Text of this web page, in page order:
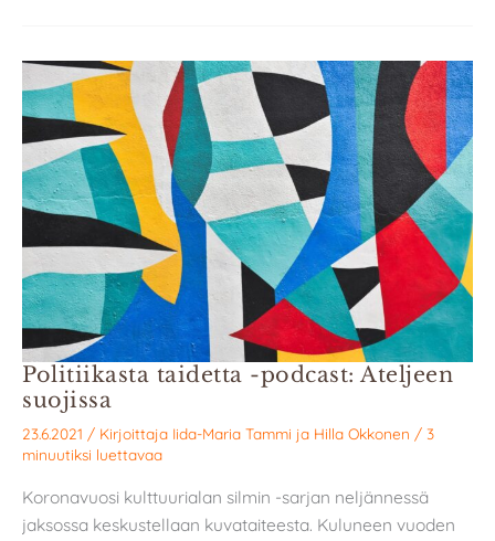
Politiikasta taidetta -podcast: Ateljeen
suojissa
23.6.2021 / Kirjoittaja Iida-Maria Tammi ja Hilla Okkonen / 3
minuutiksi luettavaa
Koronavuosi kulttuurialan silmin -sarjan neljännessä
jaksossa keskustellaan kuvataiteesta. Kuluneen vuoden